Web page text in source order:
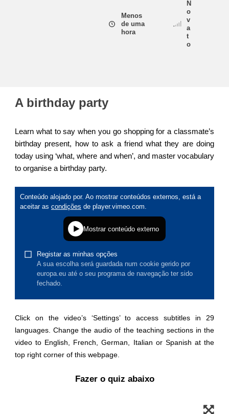
educação e capacitação
fragilidade, situações de crise e resiliência
language & culture
justiça, direitos fundamentais e humanos,
assuntos marítimos e política das pescas
nutrição, saúde e bem-estar
liderança do setor público, inovação e
Menos
de uma
hora
N
o
v
a
t
o
A birthday party
Learn what to say when you go shopping for a classmate’s
birthday present, how to ask a friend what they are doing
today using ‘what, where and when’, and master vocabulary
to organise a birthday party.
Click on the video’s ‘Settings’ to access subtitles in 29
languages. Change the audio of the teaching sections in the
video to English, French, German, Italian or Spanish at the
top right corner of this webpage.
Fazer o quiz abaixo